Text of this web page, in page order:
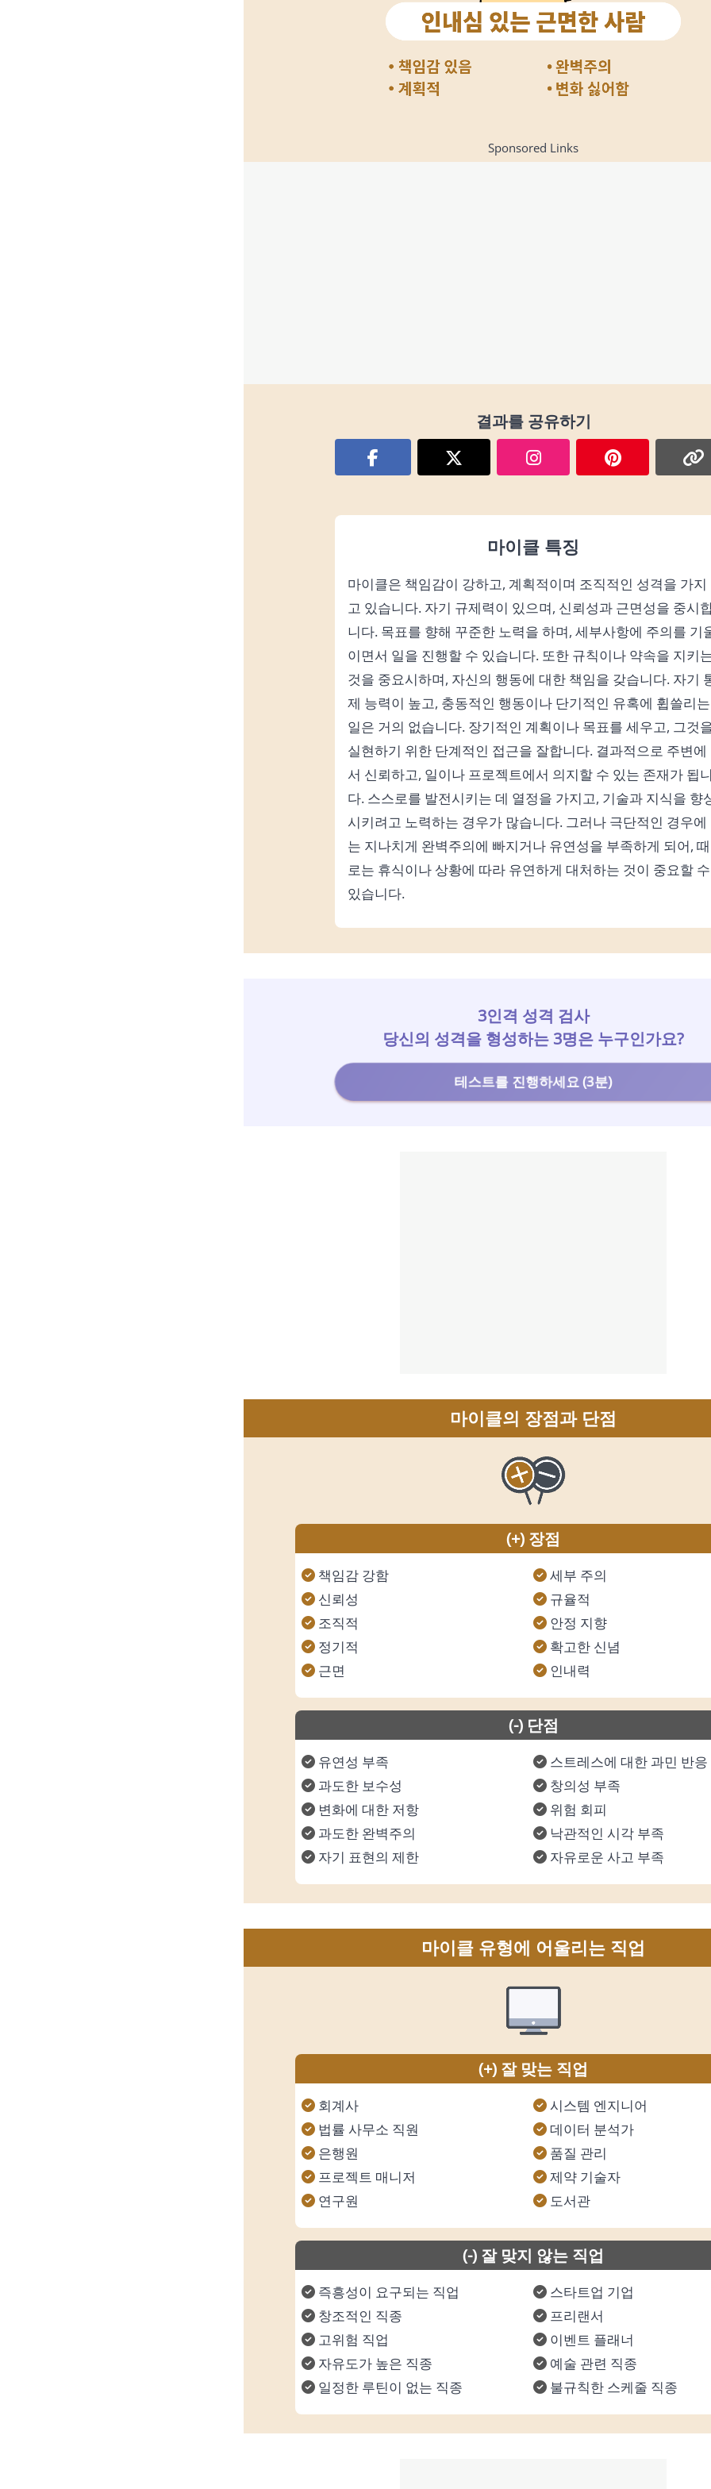
Sponsored Links
결과를 공유하기
마이클 특징
마이클은 책임감이 강하고, 계획적이며 조직적인 성격을 가지
고 있습니다. 자기 규제력이 있으며, 신뢰성과 근면성을 중시
니다. 목표를 향해 꾸준한 노력을 하며, 세부사항에 주의를 기
이면서 일을 진행할 수 있습니다. 또한 규칙이나 약속을 지키
것을 중요시하며, 자신의 행동에 대한 책임을 갖습니다. 자기
제 능력이 높고, 충동적인 행동이나 단기적인 유혹에 휩쓸리는
일은 거의 없습니다. 장기적인 계획이나 목표를 세우고, 그것
실현하기 위한 단계적인 접근을 잘합니다. 결과적으로 주변에
서 신뢰하고, 일이나 프로젝트에서 의지할 수 있는 존재가 됩니
다. 스스로를 발전시키는 데 열정을 가지고, 기술과 지식을 향
시키려고 노력하는 경우가 많습니다. 그러나 극단적인 경우에
는 지나치게 완벽주의에 빠지거나 유연성을 부족하게 되어, 때
로는 휴식이나 상황에 따라 유연하게 대처하는 것이 중요할 수
있습니다.
3인격 성격 검사
당신의 성격을 형성하는 3명은 누구인가요?
테스트를 진행하세요 (3분)
마이클의 장점과 단점
(+) 장점
책임감 강함
신뢰성
조직적
정기적
근면
세부 주의
규율적
안정 지향
확고한 신념
인내력
(-) 단점
유연성 부족
과도한 보수성
변화에 대한 저항
과도한 완벽주의
자기 표현의 제한
스트레스에 대한 과민 반응
창의성 부족
위험 회피
낙관적인 시각 부족
자유로운 사고 부족
마이클 유형에 어울리는 직업
(+) 잘 맞는 직업
회계사
법률 사무소 직원
은행원
프로젝트 매니저
연구원
시스템 엔지니어
데이터 분석가
품질 관리
제약 기술자
도서관
(-) 잘 맞지 않는 직업
즉흥성이 요구되는 직업
창조적인 직종
고위험 직업
자유도가 높은 직종
일정한 루틴이 없는 직종
스타트업 기업
프리랜서
이벤트 플래너
예술 관련 직종
불규칙한 스케줄 직종